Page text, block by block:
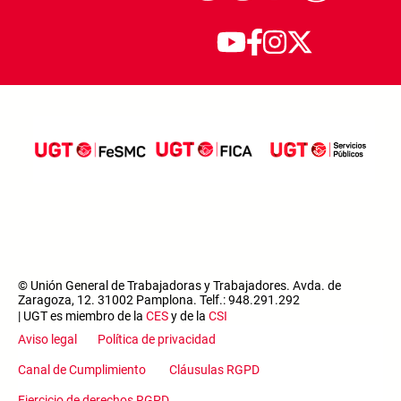
© Unión General de Trabajadoras y Trabajadores. Avda. de
Zaragoza, 12. 31002 Pamplona. Telf.: 948.291.292
| UGT es miembro de la CESy de la CSI
Aviso legal
Política de privacidad
Canal de Cumplimiento Cláusulas RGPD